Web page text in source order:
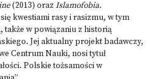
(2013) oraz Islamofobia.
kwestiami rasy i rasizmu, w tym
w powiązaniu z historią
Jej aktualny projekt badawczy,
Centrum Nauki, nosi tytuł
Polskie tożsamości w